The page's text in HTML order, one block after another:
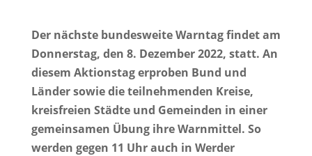
Der nächste bundesweite Warntag findet am
Donnerstag, den 8. Dezember 2022, statt. An
diesem Aktionstag erproben Bund und
Länder sowie die teilnehmenden Kreise,
kreisfreien Städte und Gemeinden in einer
gemeinsamen Übung ihre Warnmittel. So
werden gegen 11 Uhr auch in Werder